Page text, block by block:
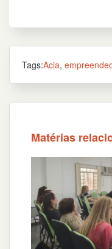
Tags:Acia,
Matérias